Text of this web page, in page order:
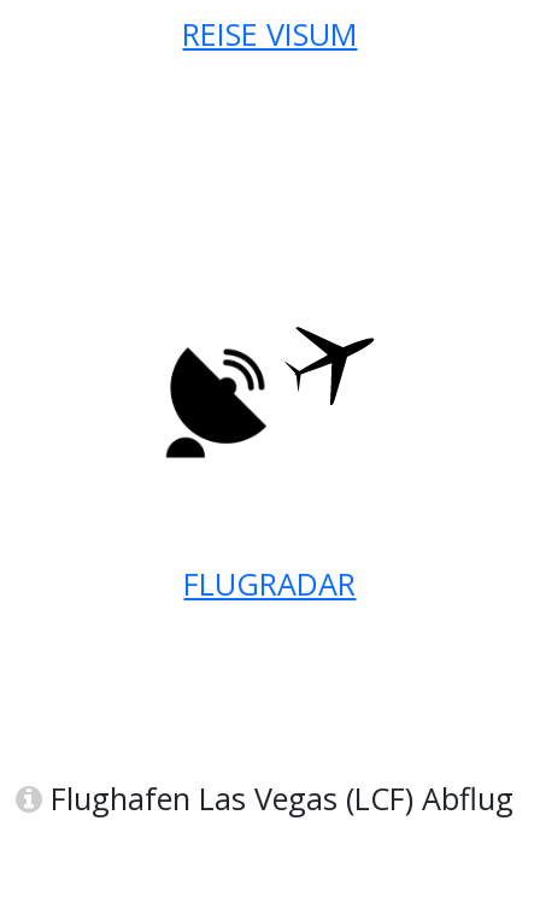
REISE VISUM
FLUGRADAR
Flughafen Las Vegas (LCF) Abflug